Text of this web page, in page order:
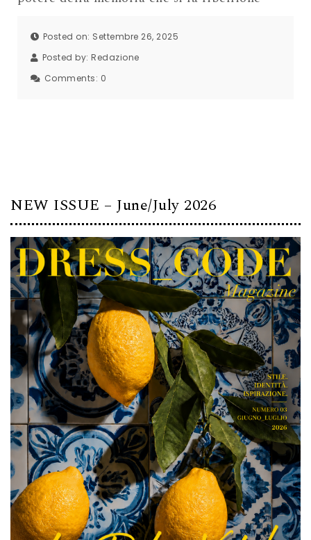
Posted on: Settembre 26, 2025
Posted by: Redazione
Comments: 0
NEW ISSUE – June/July 2026